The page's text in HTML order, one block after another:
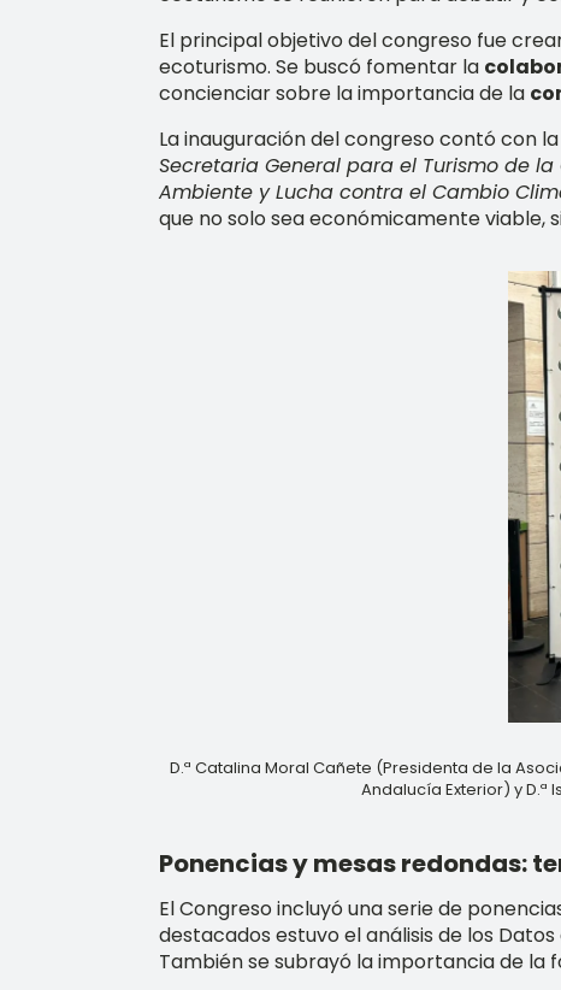
El principal objetivo del congreso fue
ecoturismo. Se buscó fomentar la
concienciar sobre la importancia de la
La inauguración del congreso contó con
Secretaria General para el Turismo de
Ambiente y Lucha contra el Cambio
que no solo sea económicamente viable,
D.ª Catalina Moral Cañete (Presidenta de la
Andalucía Exterior) y
Ponencias y mesas redondas:
El Congreso incluyó una serie de
destacados estuvo el análisis de los
También se subrayó la importancia de la